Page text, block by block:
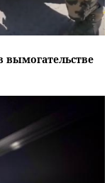
вымогательстве